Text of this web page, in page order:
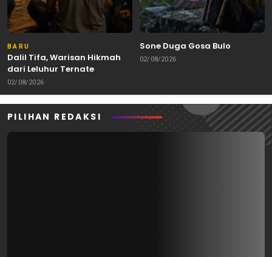
BARU
Dalil Tifa, Warisan Hikmah
dari Leluhur Ternate
02/08/2026
Sone Duga Gosa Bulo
02/08/2026
PILIHAN REDAKSI